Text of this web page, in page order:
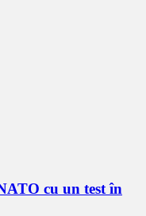
cu un test în